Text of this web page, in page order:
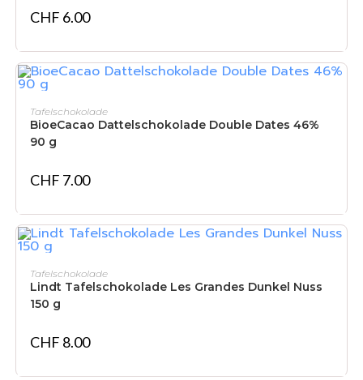
CHF 6.00
Tafelschokolade
BioeCacao Dattelschokolade Double Dates 46%
90 g
CHF 7.00
Tafelschokolade
Lindt Tafelschokolade Les Grandes Dunkel Nuss
150 g
CHF 8.00